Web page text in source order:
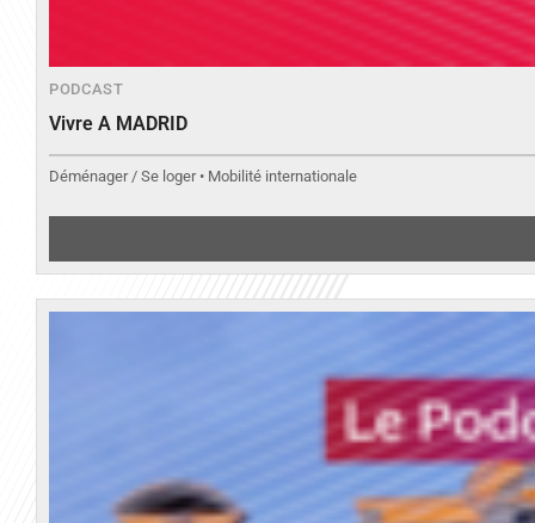
PODCAST
Vivre A MADRID
Déménager / Se loger • Mobilité internationale